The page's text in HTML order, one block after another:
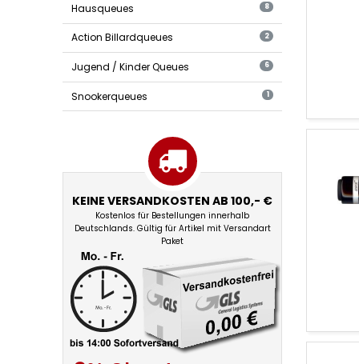
Hausqueues 8
Action Billardqueues 2
Jugend / Kinder Queues 6
Snookerqueues 1
KEINE VERSANDKOSTEN AB 100,- €
Kostenlos für Bestellungen innerhalb
Deutschlands. Gültig für Artikel mit Versandart
Paket